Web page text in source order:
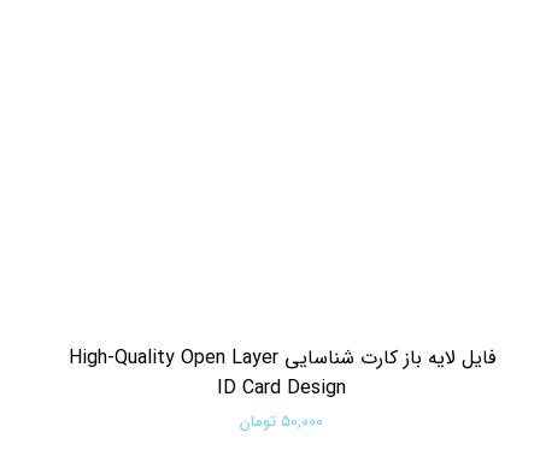
فایل لایه باز کارت شناسایی High-Quality Open Layer
ID Card Design
۵۰,۰۰۰ تومان